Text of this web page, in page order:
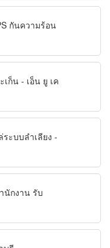
กันความร้อน
ก็น - เอ็น ยู เค
ะบบลำเลียง -
นักงาน รับ